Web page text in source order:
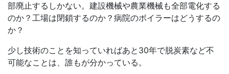
部廃止するしかない。建設機械や農業機械も全部電化する
のか？工場は閉鎖するのか？病院のボイラーはどうするの
か？
少し技術のことを知っていればあと30年で脱炭素など不
可能なことは、誰もが分かっている。